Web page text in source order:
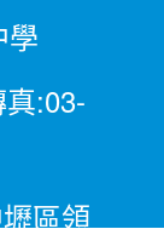
學
:03-
區領